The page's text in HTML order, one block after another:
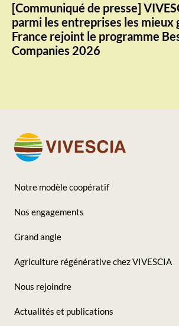
[Communiqué de presse]
parmi les entreprises les mieux
France rejoint le programme
Companies 2026
Seconde
colonne
Notre modèle coopératif
Nos engagements
Grand angle
Agriculture régénérative chez VIVESCIA
Nous rejoindre
Actualités et publications